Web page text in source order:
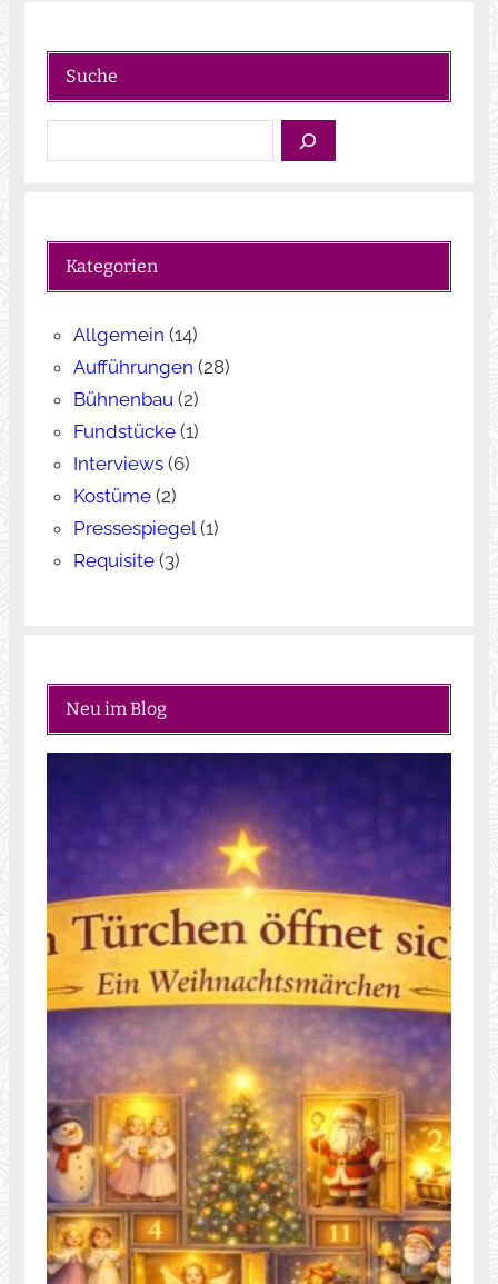
Suche
u
n
Kategorien
Allgemein (14)
Aufführungen (28)
Bühnenbau(2)
Fundstücke(1)
Interviews(6)
Kostüme(2)
Pressespiegel(1)
Requisite(3)
Neu im Blog